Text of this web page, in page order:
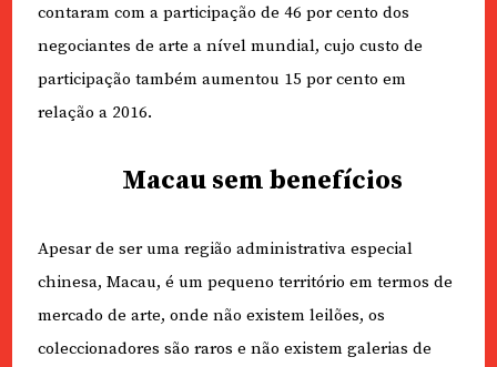
contaram com a participação de 46 por cento dos
negociantes de arte a nível mundial, cujo custo de
participação também aumentou 15 por cento em
relação a 2016.
Macau sem benefícios
Apesar de ser uma região administrativa especial
chinesa, Macau, é um pequeno território em termos de
mercado de arte, onde não existem leilões, os
coleccionadores são raros e não existem galerias de